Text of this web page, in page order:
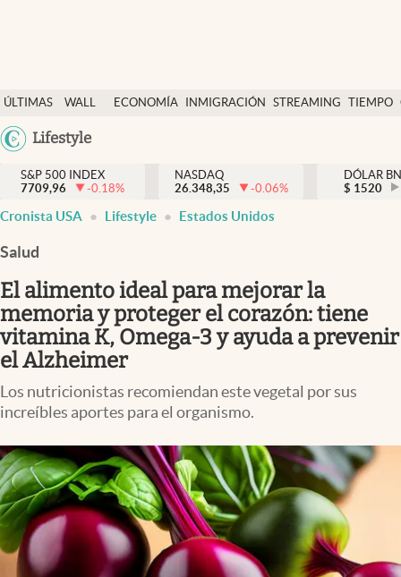
ÚLTIMAS
NOTICIAS
WALL
Y
DÓLAR
ECONOMÍA INMIGRACIÓN STREAMING TIEMPO
México
Lifestyle
Finanzas y economía
Wall Street y dólar
Inmigración
Espiritual
Streaming
Lifestyle
USA
S&P 500 INDEX
7709,96
-0.18%
NASDAQ
26.348,35
-0.06%
DÓLAR
$ 1520
Cronista USA Lifestyle Estados Unidos
Salud
El alimento ideal para mejorar la
memoria y proteger el corazón: tiene
vitamina K, Omega-3 y ayuda a prevenir
el Alzheimer
Los nutricionistas recomiendan este vegetal por sus
increíbles aportes para el organismo.